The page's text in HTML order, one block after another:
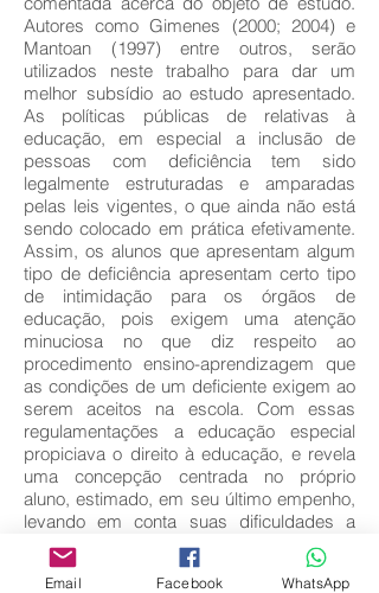
Autores como Gimenes (2000; 2004) e
Mantoan (1997) entre outros, serão
utilizados neste trabalho para dar um
melhor subsídio ao estudo apresentado.
As políticas públicas de relativas à
educação, em especial a inclusão de
pessoas com deficiência tem sido
legalmente estruturadas e amparadas
pelas leis vigentes, o que ainda não está
sendo colocado em prática efetivamente.
Assim, os alunos que apresentam algum
tipo de deficiência apresentam certo tipo
de intimidação para os órgãos de
educação, pois exigem uma atenção
minuciosa no que diz respeito ao
procedimento ensino-aprendizagem que
as condições de um deficiente exigem ao
serem aceitos na escola. Com essas
regulamentações a educação especial
propiciava o direito à educação, e revela
uma concepção centrada no próprio
aluno, estimado, em seu último empenho,
levando em conta suas dificuldades a
escola é responsável por sua integração à
sociedade.
Email Facebook WhatsApp